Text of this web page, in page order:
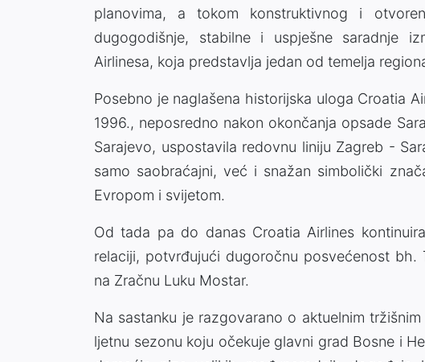
planovima, a tokom konstruktivnog i
dugogodišnje, stabilne i uspješne saradnje
Airlinesa, koja predstavlja jedan od temelja
Posebno je naglašena historijska uloga Croatia
1996., neposredno nakon okončanja opsade
Sarajevo, uspostavila redovnu liniju Zagreb -
samo saobraćajni, već i snažan simbolički
Evropom i svijetom.
Od tada pa do danas Croatia Airlines
relaciji, potvrđujući dugoročnu posvećenost bh.
na Zračnu Luku Mostar.
Na sastanku je razgovarano o aktuelnim
ljetnu sezonu koju očekuje glavni grad Bosne i